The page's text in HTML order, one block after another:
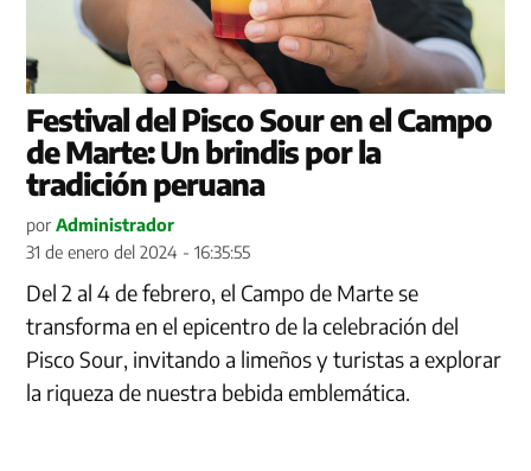
Festival del Pisco Sour en el Campo
de Marte: Un brindis por la
tradición peruana
por Administrador
31 de enero del 2024 - 16:35:55
Del 2 al 4 de febrero, el Campo de Marte se
transforma en el epicentro de la celebración del
Pisco Sour, invitando a limeños y turistas a explorar
la riqueza de nuestra bebida emblemática.